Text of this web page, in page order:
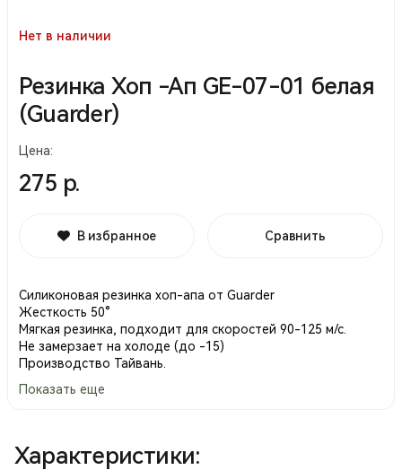
Нет в наличии
Резинка Хоп -Ап GE-07-01 белая
(Guarder)
Цена:
275 р.
В избранное Сравнить
Силиконовая резинка хоп-апа от Guarder
Жесткость 50°
Мягкая резинка, подходит для скоростей 90-125 м/с.
Не замерзает на холоде (до -15)
Производство Тайвань.
Показать еще
Характеристики: